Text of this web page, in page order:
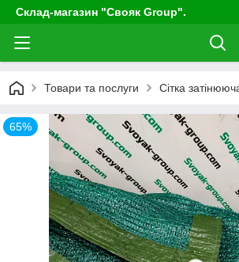
Склад-магазин "Свояк Group".
Товари та послуги Сітка
65%